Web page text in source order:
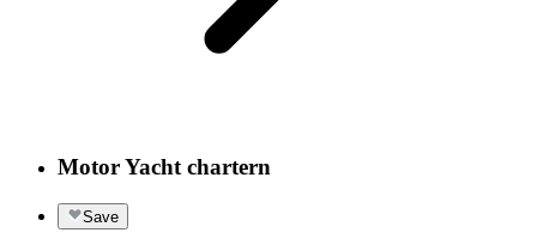
Motor Yacht chartern
Save